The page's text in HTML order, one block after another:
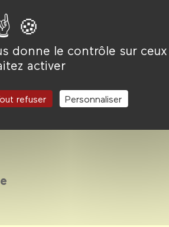
donne le contrôle sur ceux
activer
refuser Personnaliser